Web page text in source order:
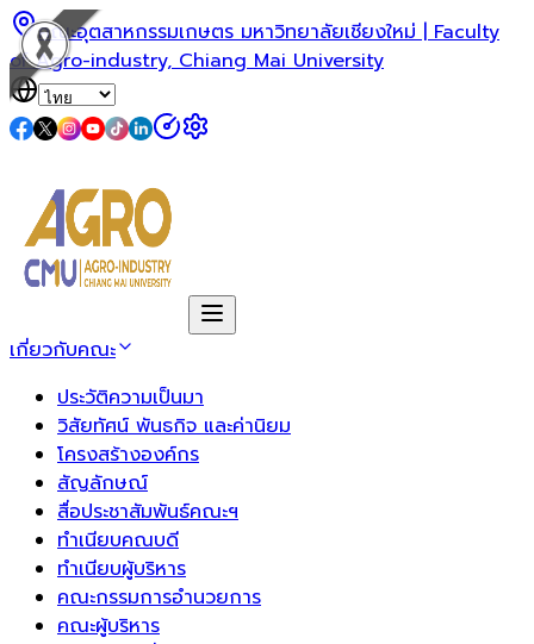
คณะอุตสาหกรรมเกษตร มหาวิทยาลัยเชียงใหม่ | Faculty
of Agro-industry, Chiang Mai University
เกี่ยวกับคณะ
ประวัติความเป็นมา
วิสัยทัศน์ พันธกิจ และค่านิยม
โครงสร้างองค์กร
สัญลักษณ์
สื่อประชาสัมพันธ์คณะฯ
ทำเนียบคณบดี
ทำเนียบผู้บริหาร
คณะกรรมการอำนวยการ
คณะผู้บริหาร